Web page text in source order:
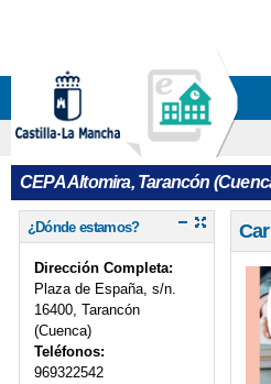
CEPA Altomira, Tarancón
¿Dónde estamos?
Dirección Completa:
Plaza de España, s/n.
16400, Tarancón
(Cuenca)
Teléfonos:
969322542